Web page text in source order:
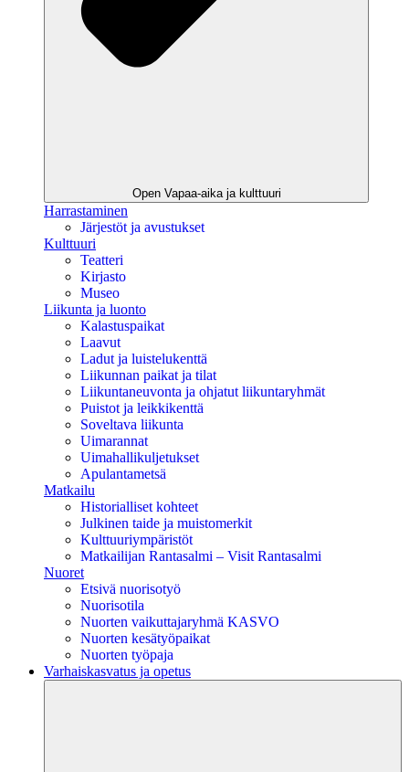
Open Vapaa-aika ja kulttuuri
Harrastaminen
Järjestöt ja avustukset
Kulttuuri
Teatteri
Kirjasto
Museo
Liikunta ja luonto
Kalastuspaikat
Laavut
Ladut ja luistelukenttä
Liikunnan paikat ja tilat
Liikuntaneuvonta ja ohjatut liikuntaryhmät
Puistot ja leikkikenttä
Soveltava liikunta
Uimarannat
Uimahallikuljetukset
Apulantametsä
Matkailu
Historialliset kohteet
Julkinen taide ja muistomerkit
Kulttuuriympäristöt
Matkailijan Rantasalmi – Visit Rantasalmi
Nuoret
Etsivä nuorisotyö
Nuorisotila
Nuorten vaikuttajaryhmä KASVO
Nuorten kesätyöpaikat
Nuorten työpaja
Varhaiskasvatus ja opetus